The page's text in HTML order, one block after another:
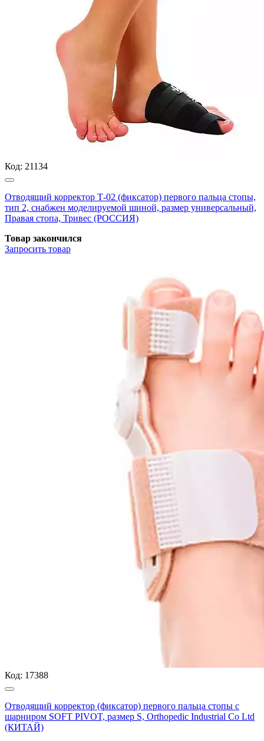
Код: 21134
Отводящий корректор Т-02 (фиксатор) первого пальца стопы,
тип 2, снабжен моделируемой шиной, размер универсальный,
Правая стопа, Тривес (РОССИЯ)
Товар закончился
Запросить товар
Код: 17388
Отводящий корректор (фиксатор) первого пальца стопы с
шарниром SOFT PIVOT, размер S, Orthopedic Industrial Co Ltd
(КИТАЙ)